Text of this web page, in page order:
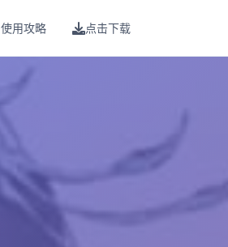
使用攻略 点击下载